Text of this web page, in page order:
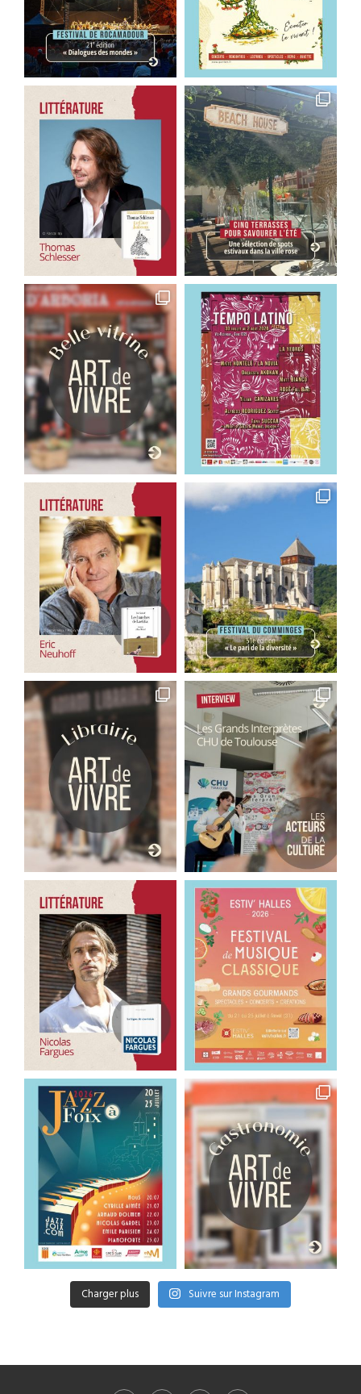
Charger plus Suivre sur Instagram